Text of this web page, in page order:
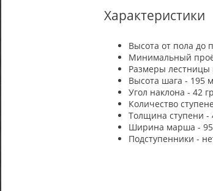
Характеристики
Высота от пола до
Минимальный
Размеры лестницы
Высота шага - 195
Угол наклона - 42
Количество
Толщина ступени -
Ширина марша -
Подступенники -